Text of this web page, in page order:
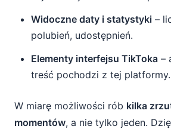
Widoczne daty i statystyki –
polubień, udostępnień.
Elementy interfejsu TikToka –
treść pochodzi z tej platformy.
W miarę możliwości rób kilka
momentów, a nie tylko jeden.